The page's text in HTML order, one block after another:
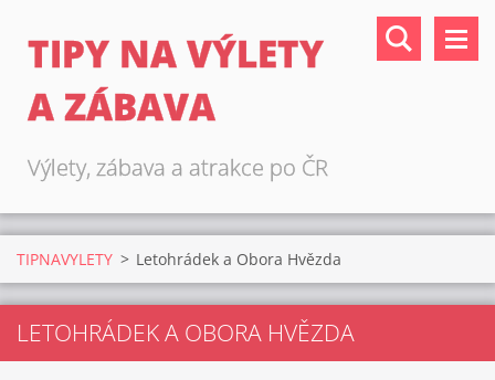
TIPY NA VÝLETY
A ZÁBAVA
Výlety, zábava a atrakce po ČR
TIPNAVYLETY > Letohrádek a Obora Hvězda
LETOHRÁDEK A OBORA HVĚZDA